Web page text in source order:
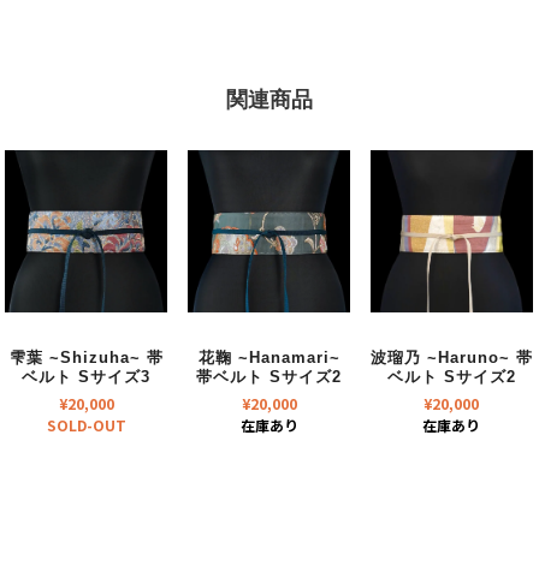
関連商品
雫葉 ~Shizuha~ 帯
ベルト Sサイズ3
¥20,000
SOLD-OUT
花鞠 ~Hanamari~
帯ベルト Sサイズ2
¥20,000
在庫あり
波瑠乃 ~Haruno~ 帯
ベルト Sサイズ2
¥20,000
在庫あり